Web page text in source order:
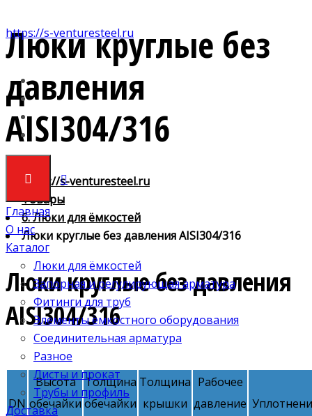
https://s-venturesteel.ru
Главная
О нас
Каталог
Люки для ёмкостей
Запорная и регулирующая арматура
Фитинги для труб
Элементы ёмкостного оборудования
Соединительная арматура
Разное
Листы и прокат
Трубы и профиль
Доставка
Люки круглые без
давления
AISI304/316
https://s-venturesteel.ru
Товары
6. Люки для ёмкостей
Люки круглые без давления AISI304/316
Люки круглые без давления
AISI304/316
DN
Высота
обечайки
Толщина
обечайки
Толщина
крышки
Рабочее
давление